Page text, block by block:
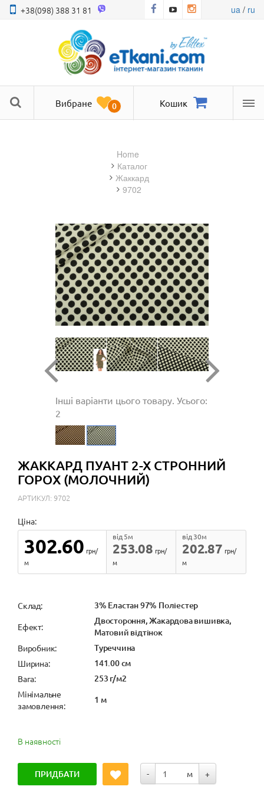
+38(098) 388 31 81 ua/ ru
Вибране 0 Кошик
Home
Каталог
жаккард
9702
Інші варіанти цього товару. Усього:
2
ЖАККАРД ПУАНТ 2-Х СТРОННИЙ
ГОРОХ (МОЛОЧНИЙ)
АРТИКУЛ: 9702
Ціна:
302.60 грн/
м
253.08
від 5м
грн/
м
202.87
від 30м
грн/
м
Cклад: 3% Еластан 97% Поліестер
Ефект:
Двостороння, Жакардова вишивка,
Матовий відтінок
Виробник: Туреччина
Ширина: 141.00 см
Вага: 253 г/м2
Мінімальне
замовлення:
1 м
В наявності
ПРИДБАТИ - м +